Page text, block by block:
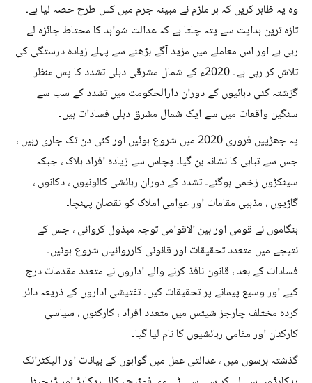
وہ یہ ظاہر کریں کہ ہر ملزم نے مبینہ جرم میں کس طرح حصہ لیا ہے۔
تازہ ترین ہدایت سے پتہ چلتا ہے کہ عدالت شواہد کا محتاط جائزہ لے
رہی ہے اور اس معاملے میں مزید آگے بڑھنے سے پہلے زیادہ درستگی کی
تلاش کر رہی ہے۔ 2020ء کے شمال مشرقی دہلی تشدد کا پس منظر
گزشتہ کئی دہائیوں کے دوران دارالحکومت میں تشدد کے سب سے
سنگین واقعات میں سے ایک شمال مشرق دہلی فسادات ہیں۔
یہ جھڑپیں فروری 2020 میں شروع ہوئیں اور کئی دن تک جاری رہیں ،
جس سے تباہی کا نشانہ بن گیا۔ پچاس سے زیادہ افراد ہلاک ، جبکہ
سینکڑوں زخمی ہوگئے۔ تشدد کے دوران رہائشی کالونیوں ، دکانوں ،
گاڑیوں ، مذہبی مقامات اور عوامی املاک کو نقصان پہنچا۔
ہنگاموں نے قومی اور بین الاقوامی توجہ مبذول کروائی ، جس کے
نتیجے میں متعدد تحقیقات اور قانونی کارروائیاں شروع ہوئیں۔
فسادات کے بعد ، قانون نافذ کرنے والے اداروں نے متعدد مقدمات درج
کیے اور وسیع پیمانے پر تحقیقات کیں۔ تفتیشی اداروں کے ذریعہ دائر
کردہ مختلف چارجز شیٹس میں متعدد افراد ، کارکنوں ، سیاسی
کارکنان اور مقامی رہائشیوں کا نام لیا گیا۔
گذشتہ برسوں میں ، عدالتی عمل میں گواہوں کے بیانات اور الیکٹرانک